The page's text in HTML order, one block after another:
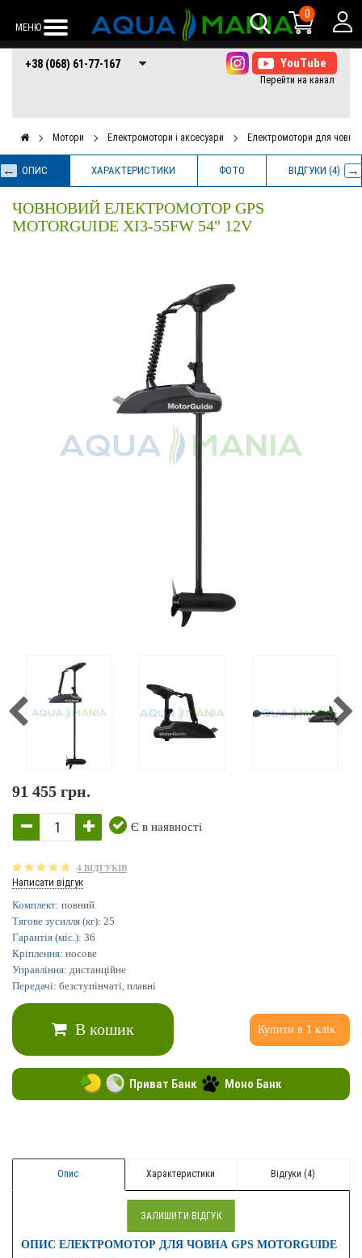
МЕНЮ
0
+38 (068) 61-77-
167
+38 (066) 61-77-+38 (073) 61-77-
167
+38 (068) 61-77-167
Мотори Електромотори і аксесуари Електромотори для човнів
ОПИС ХАРАКТЕРИСТИКИ ФОТО ВІДГУКИ (4)
ЧОВНОВИЙ ЕЛЕКТРОМОТОР GPS
MOTORGUIDE XI3-55FW 54" 12V
91 455 грн.
Є в наявності
4 ВІДГУКІВ
Написати відгук
Комплект: повний
Тягове зусилля (кг): 25
Гарантія (міс.): 36
Кріплення: носове
Управління: дистанційне
Передачі: безступінчаті, плавні
В кошик Купити в 1 клік
Приват Банк Моно Банк
ЗАЛИШИТИ ВІДГУК
Опис Характеристики Відгуки (4)
ОПИС ЕЛЕКТРОМОТОР ДЛЯ ЧОВНА GPS MOTORGUIDE